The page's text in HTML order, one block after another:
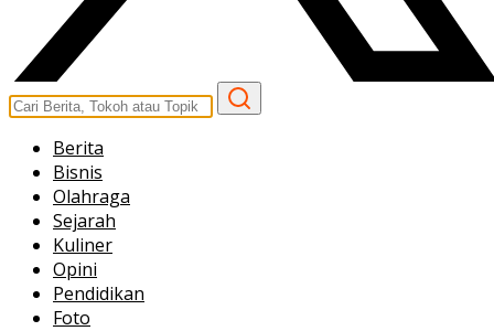
Berita
Bisnis
Olahraga
Sejarah
Kuliner
Opini
Pendidikan
Foto